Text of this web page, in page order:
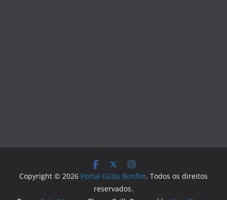
Copyright © 2026 Portal Gilda Bonfim. Todos os direitos
reservados.